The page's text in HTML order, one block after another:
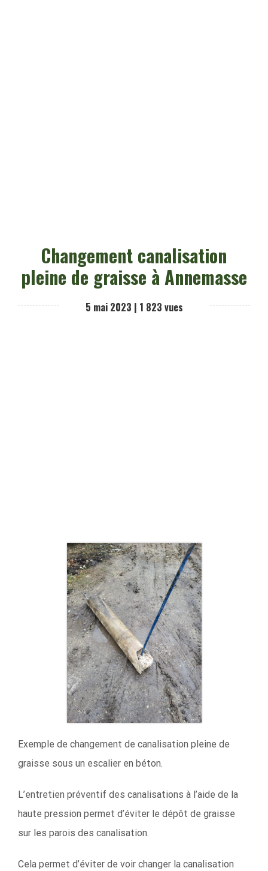
Changement canalisation
pleine de graisse à Annemasse
5 mai 2023 | 1 823 vues
Exemple de changement de canalisation pleine de
graisse sous un escalier en béton.
L’entretien préventif des canalisations à l’aide de la
haute pression permet d’éviter le dépôt de graisse
sur les parois des canalisation.
Cela permet d’éviter de voir changer la canalisation